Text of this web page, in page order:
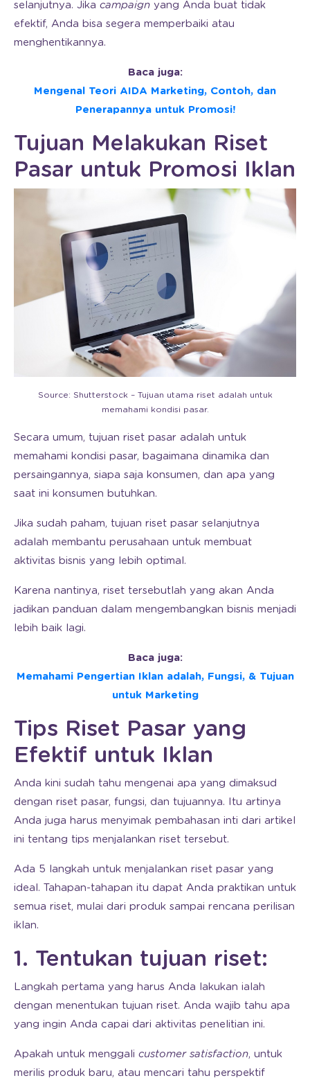
selanjutnya. Jika campaign yang Anda buat tidak
efektif, Anda bisa segera memperbaiki atau
menghentikannya.
Baca juga:
Mengenal Teori AIDA Marketing, Contoh, dan
Penerapannya untuk Promosi!
Tujuan Melakukan Riset
Pasar untuk Promosi Iklan
Source: Shutterstock – Tujuan utama riset adalah untuk
memahami kondisi pasar.
Secara umum, tujuan riset pasar adalah untuk
memahami kondisi pasar, bagaimana dinamika dan
persaingannya, siapa saja konsumen, dan apa yang
saat ini konsumen butuhkan.
Jika sudah paham, tujuan riset pasar selanjutnya
adalah membantu perusahaan untuk membuat
aktivitas bisnis yang lebih optimal.
Karena nantinya, riset tersebutlah yang akan Anda
jadikan panduan dalam mengembangkan bisnis menjadi
lebih baik lagi.
Baca juga:
Memahami Pengertian Iklan adalah, Fungsi, & Tujuan
untuk Marketing
Tips Riset Pasar yang
Efektif untuk Iklan
Anda kini sudah tahu mengenai apa yang dimaksud
dengan riset pasar, fungsi, dan tujuannya. Itu artinya
Anda juga harus menyimak pembahasan inti dari artikel
ini tentang tips menjalankan riset tersebut.
Ada 5 langkah untuk menjalankan riset pasar yang
ideal. Tahapan-tahapan itu dapat Anda praktikan untuk
semua riset, mulai dari produk sampai rencana perilisan
iklan.
1. Tentukan tujuan riset:
Langkah pertama yang harus Anda lakukan ialah
dengan menentukan tujuan riset. Anda wajib tahu apa
yang ingin Anda capai dari aktivitas penelitian ini.
Apakah untuk menggali customer satisfaction, untuk
merilis produk baru, atau mencari tahu perspektif